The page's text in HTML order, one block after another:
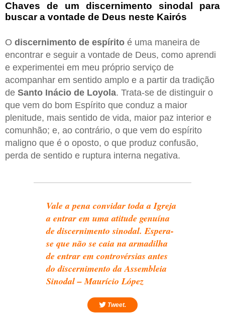
Chaves de um discernimento sinodal para
buscar a vontade de Deus neste Kairós
O discernimento de espírito é uma maneira de
encontrar e seguir a vontade de Deus, como aprendi
e experimentei em meu próprio serviço de
acompanhar em sentido amplo e a partir da tradição
de Santo Inácio de Loyola. Trata-se de distinguir o
que vem do bom Espírito que conduz a maior
plenitude, mais sentido de vida, maior paz interior e
comunhão; e, ao contrário, o que vem do espírito
maligno que é o oposto, o que produz confusão,
perda de sentido e ruptura interna negativa.
Vale a pena convidar toda a Igreja
a entrar em uma atitude genuína
de discernimento sinodal. Espera-
se que não se caia na armadilha
de entrar em controvérsias antes
do discernimento da Assembleia
Sinodal – Maurício López
Tweet.